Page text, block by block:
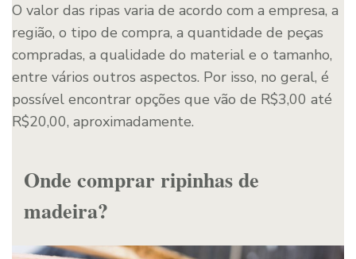
O valor das ripas varia de acordo com a empresa, a
região, o tipo de compra, a quantidade de peças
compradas, a qualidade do material e o tamanho,
entre vários outros aspectos. Por isso, no geral, é
possível encontrar opções que vão de R$3,00 até
R$20,00, aproximadamente.
Onde comprar ripinhas de
madeira?